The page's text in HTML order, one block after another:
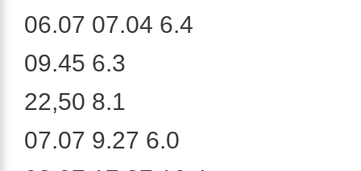
06.07 07.04 6.4
09.45 6.3
22,50 8.1
07.07 9.27 6.0